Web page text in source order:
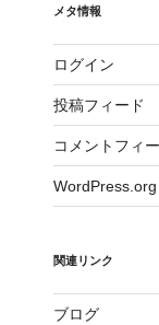
メタ情報
ログイン
投稿フィード
コメントフィ
WordPress.org
関連リンク
ブログ